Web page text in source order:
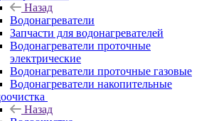
Назад
Водонагреватели
Запчасти для водонагревателей
Водонагреватели проточные
электрические
Водонагреватели проточные газовые
Водонагреватели накопительные
Назад